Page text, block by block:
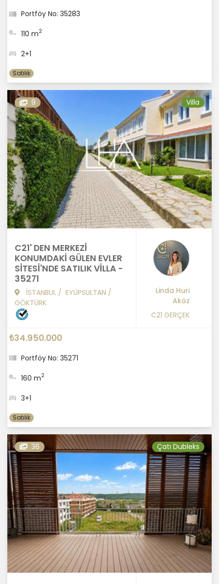
Portföy No: 35283
110 m2
2+1
Satılık
9 Villa
C21' DEN MERKEZİ
KONUMDAKİ GÜLEN EVLER
SİTESİ'NDE SATILIK VİLLA -
35271
İSTANBUL / EYÜPSULTAN /
GÖKTÜRK
Linda Huri
Aköz
C21 GERÇEK
₺34.950.000
Portföy No: 35271
160 m2
3+1
Satılık
36 Çatı Dubleks